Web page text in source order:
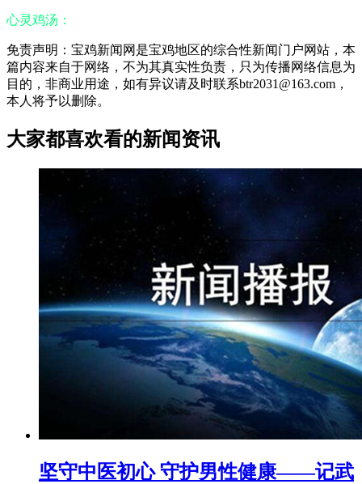
心灵鸡汤：
免责声明：宝鸡新闻网是宝鸡地区的综合性新闻门户网站，本
篇内容来自于网络，不为其真实性负责，只为传播网络信息为
目的，非商业用途，如有异议请及时联系btr2031@163.com，
本人将予以删除。
大家都喜欢看的新闻资讯
坚守中医初心 守护男性健康——记武